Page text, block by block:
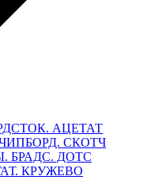
АЦЕТАТ
СКОТЧ
БРАДС. ДОТС
КРУЖЕВО